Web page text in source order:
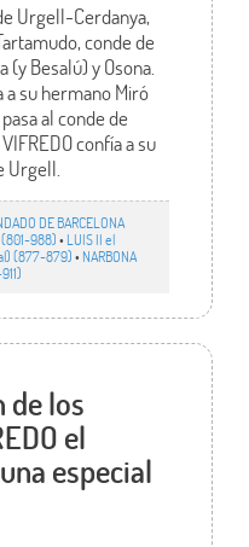
Urgell-Cerdanya,
conde de
Besalú) y Osona.
a su hermano Miró
al conde de
confía a su
Urgell.
DE BARCELONA
988)• LUIS II el
(877-879)• NARBONA
de los
el
especial